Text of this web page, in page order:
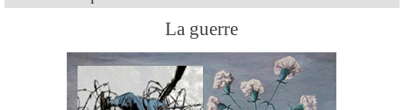
La guerre